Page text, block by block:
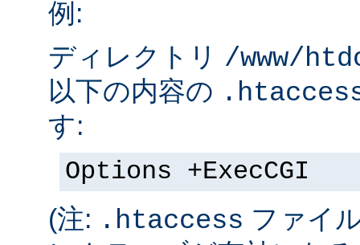
例:
ディレクトリ /www/
以下の内容の
す:
Options +ExecCGI
(注: .htaccess ファイ